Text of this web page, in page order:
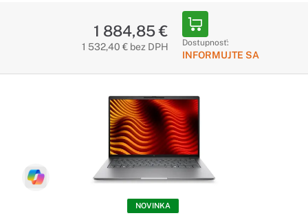
1 884,85 €
1 532,40 € bez DPH Dostupnosť:
INFORMUJTE SA
NOVINKA